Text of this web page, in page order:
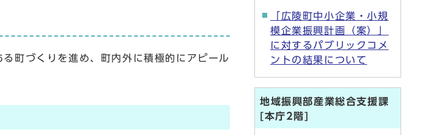
町づくりを進め、町内外に積極的にアピール
「広陵町中小企業・小規
模企業振興計画（案）」
に対するパブリックコメ
ントの結果について
地域振興部産業総合支援課
[本庁2階]